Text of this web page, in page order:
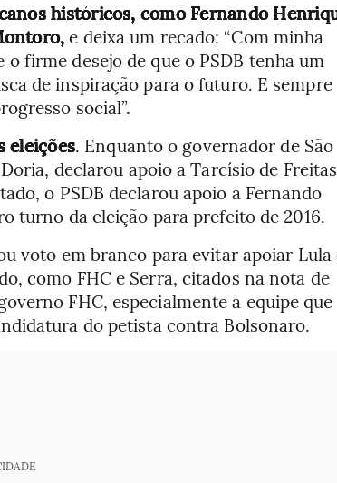
históricos, como Fernando
e deixa um recado: “Com minha
firme desejo de que o PSDB tenha um
de inspiração para o futuro. E sempre
social”.
eleições. Enquanto o governador de São
declarou apoio a Tarcísio de Freitas
o PSDB declarou apoio a Fernando
turno da eleição para prefeito de 2016.
voto em branco para evitar apoiar Lula
como FHC e Serra, citados na nota de
FHC, especialmente a equipe que
do petista contra Bolsonaro.